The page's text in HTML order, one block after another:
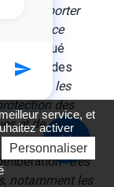
d’apporter
assistance
, a expliqué
charge des
dans les
des
et de
la mobilité,
“très
notamment les
close
send
service, et
activer
Personnaliser